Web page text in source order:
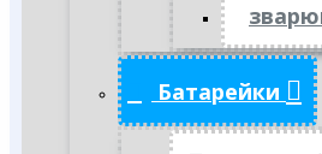
Батарейки